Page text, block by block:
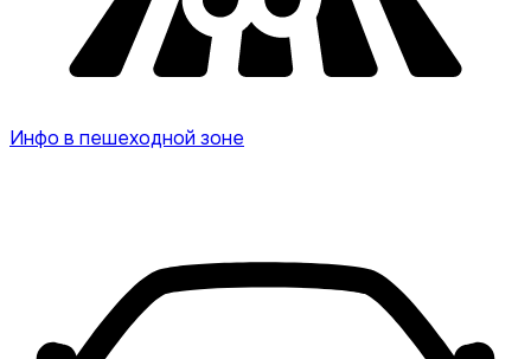
Инфо в пешеходной зоне